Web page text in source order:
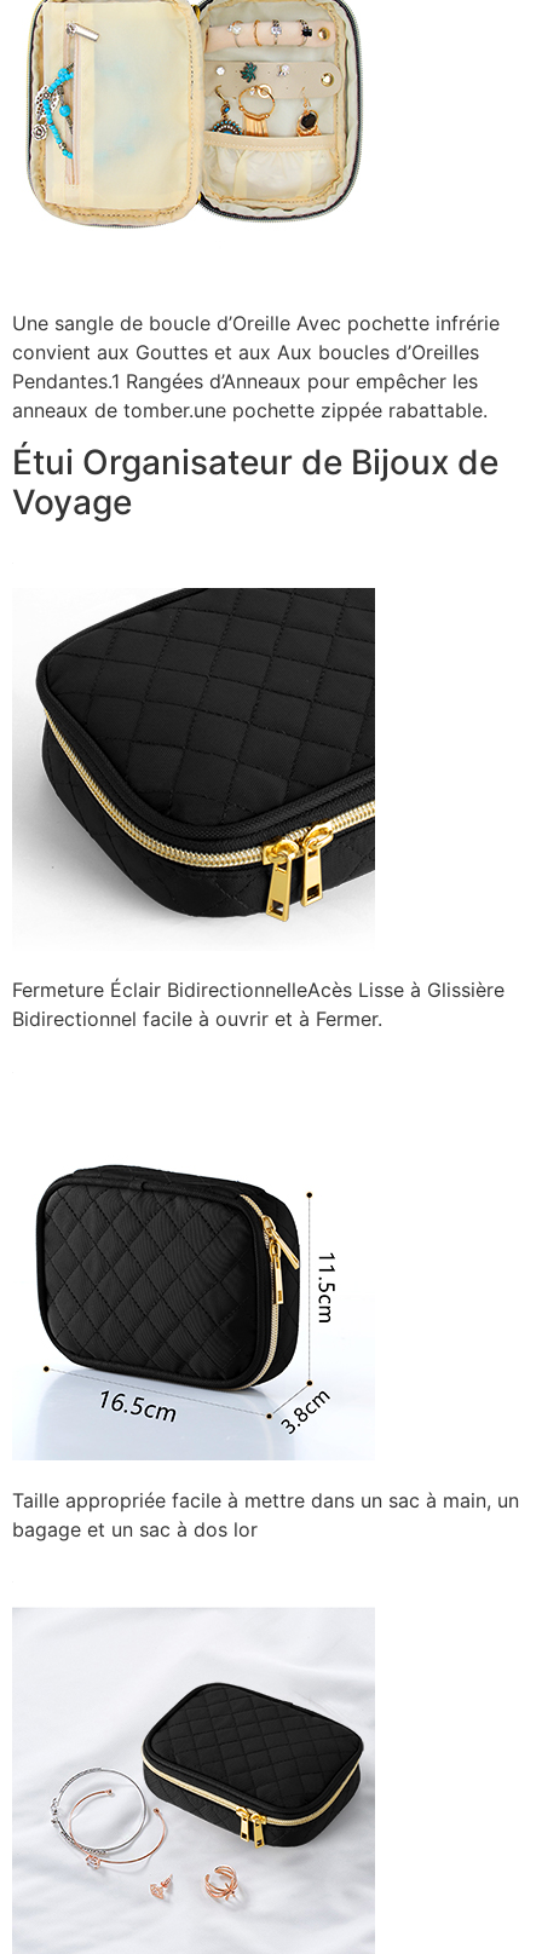
Une sangle de boucle d’Oreille Avec pochette infrérie
convient aux Gouttes et aux Aux boucles d’Oreilles
Pendantes.1 Rangées d’Anneaux pour empêcher les
anneaux de tomber.une pochette zippée rabattable.
Étui Organisateur de Bijoux de
Voyage
Fermeture Éclair BidirectionnelleAcès Lisse à Glissière
Bidirectionnel facile à ouvrir et à Fermer.
Taille appropriée facile à mettre dans un sac à main, un
bagage et un sac à dos lor